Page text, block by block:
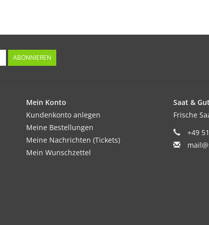
ABONNIEREN
Mein Konto
Kundenkonto anlegen
Meine Bestellungen
Meine Nachrichten (Tickets)
Mein Wunschzettel
Saat &
Frische
+49